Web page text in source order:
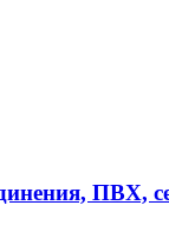
ПВХ,